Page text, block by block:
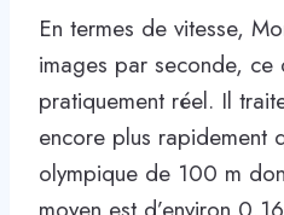
En termes de vitesse,
images par seconde, ce
pratiquement réel. Il
encore plus rapidement
olympique de 100 m